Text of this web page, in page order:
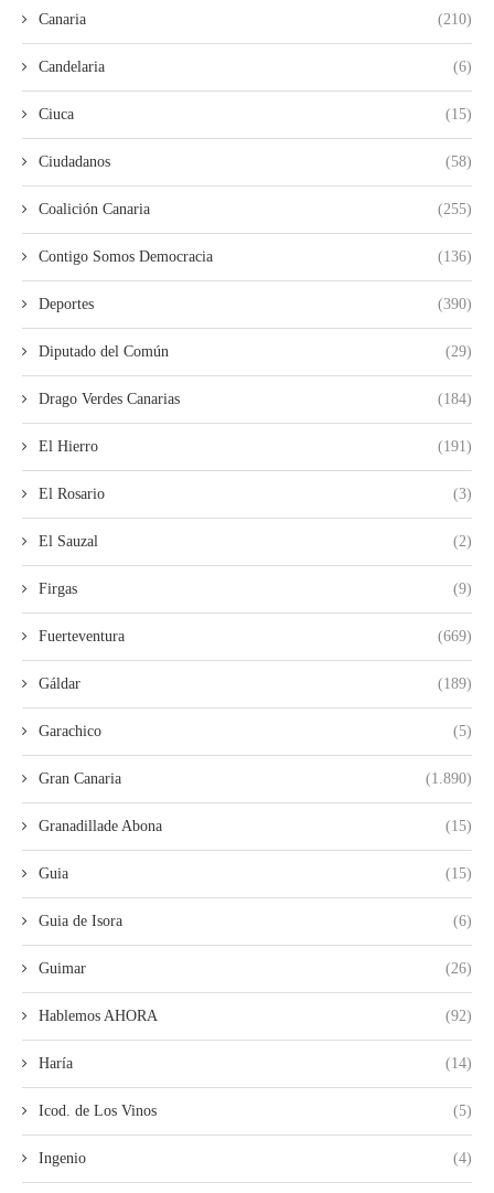
Canaria (210)
Candelaria (6)
Ciuca (15)
Ciudadanos (58)
Coalición Canaria (255)
Contigo Somos Democracia (136)
Deportes (390)
Diputado del Común (29)
Drago Verdes Canarias (184)
El Hierro (191)
El Rosario (3)
El Sauzal (2)
Firgas (9)
Fuerteventura (669)
Gáldar (189)
Garachico (5)
Gran Canaria (1.890)
Granadillade Abona (15)
Guia (15)
Guia de Isora (6)
Guimar (26)
Hablemos AHORA (92)
Haría (14)
Icod. de Los Vinos (5)
Ingenio (4)